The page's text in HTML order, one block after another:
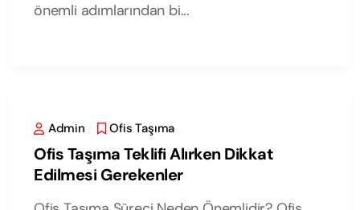
önemli adımlarından bi...
Admin Ofis Taşıma
Ofis Taşıma Teklifi Alırken Dikkat
Edilmesi Gerekenler